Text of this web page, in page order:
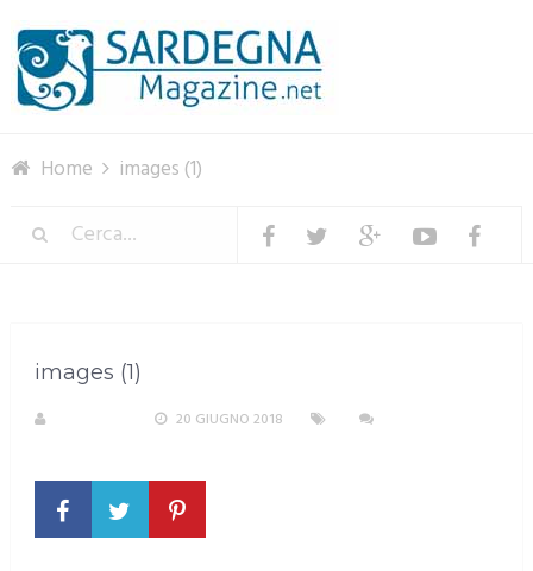
Home images (1)
images (1)
20 GIUGNO 2018